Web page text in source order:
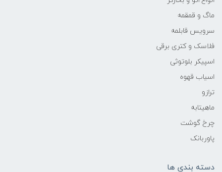
ماگ و قمقمه
سرویس قابلمه
فلاسک و کتری برقی
اسپیکر بلوتوثی
اسیاب قهوه
ترازو
ماهیتابه
چرخ گوشت
پاوربانک
دسته بندی ها